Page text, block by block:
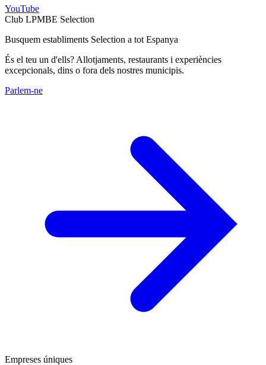
YouTube
Club LPMBE Selection
Busquem establiments Selection a tot Espanya
És el teu un d'ells? Allotjaments, restaurants i experiències
excepcionals, dins o fora dels nostres municipis.
Parlem-ne
Empreses úniques